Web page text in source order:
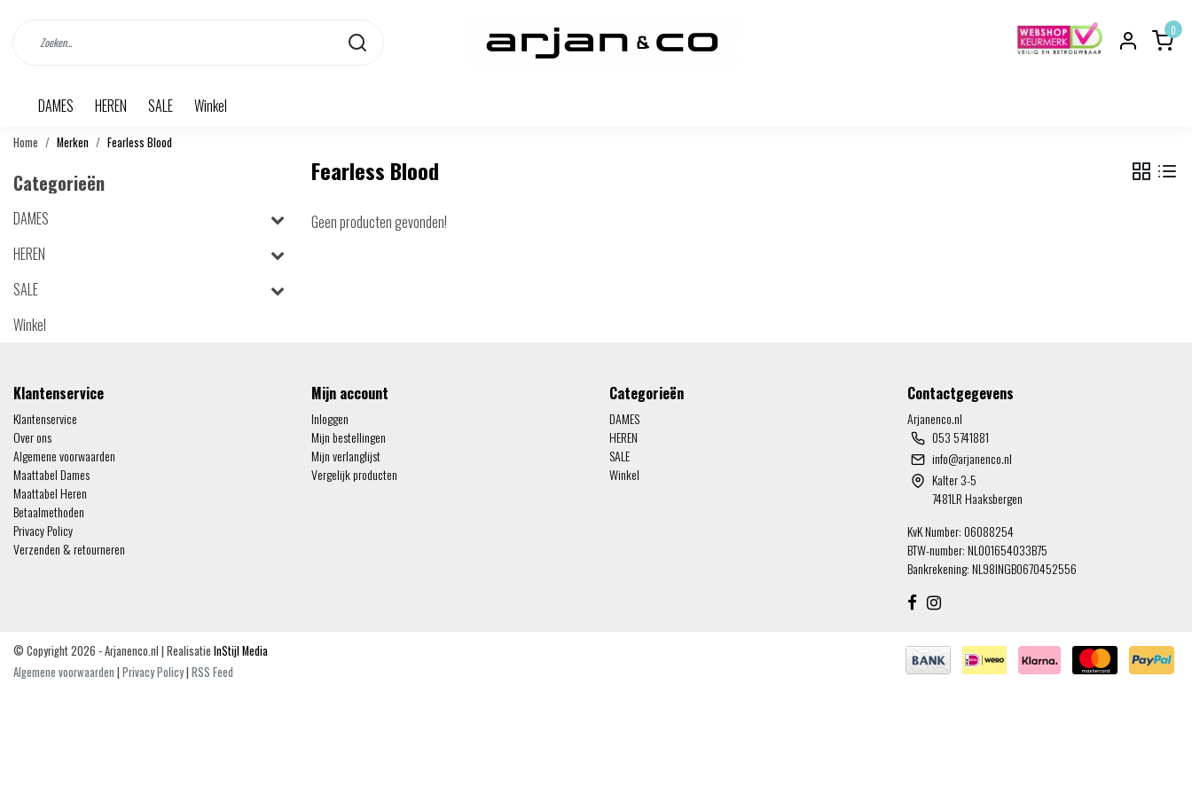
0
DAMES HEREN SALE Winkel
Home Merken Fearless Blood
Categorieën
DAMES
HEREN
SALE
Winkel
Fearless Blood
Geen producten gevonden!
Klantenservice
Klantenservice
Over ons
Algemene voorwaarden
Maattabel Dames
Maattabel Heren
Betaalmethoden
Privacy Policy
Verzenden & retourneren
Mijn account
Inloggen
Mijn bestellingen
Mijn verlanglijst
Vergelijk producten
Categorieën
DAMES
HEREN
SALE
Winkel
Contactgegevens
Arjanenco.nl
053 5741881
info@arjanenco.nl
Kalter 3-5
7481LR Haaksbergen
KvK Number: 06088254
BTW-number: NL001654033B75
Bankrekening: NL98INGB0670452556
© Copyright 2026 - Arjanenco.nl | Realisatie InStijl Media
Algemene voorwaarden | Privacy Policy| RSS Feed